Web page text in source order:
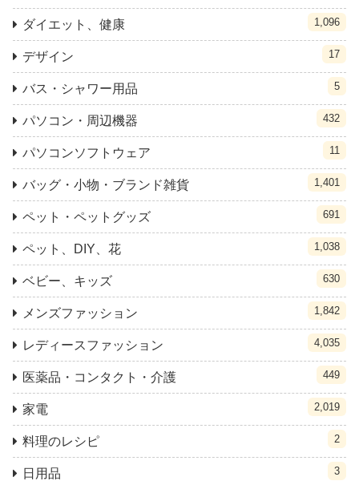
ダイエット、健康 1,096
デザイン 17
バス・シャワー用品 5
パソコン・周辺機器 432
パソコンソフトウェア 11
バッグ・小物・ブランド雑貨 1,401
ペット・ペットグッズ 691
ペット、DIY、花 1,038
ベビー、キッズ 630
メンズファッション 1,842
レディースファッション 4,035
医薬品・コンタクト・介護 449
家電 2,019
料理のレシピ 2
日用品 3